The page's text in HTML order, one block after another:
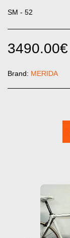
SM - 52
3490.00€
Brand: MERIDA